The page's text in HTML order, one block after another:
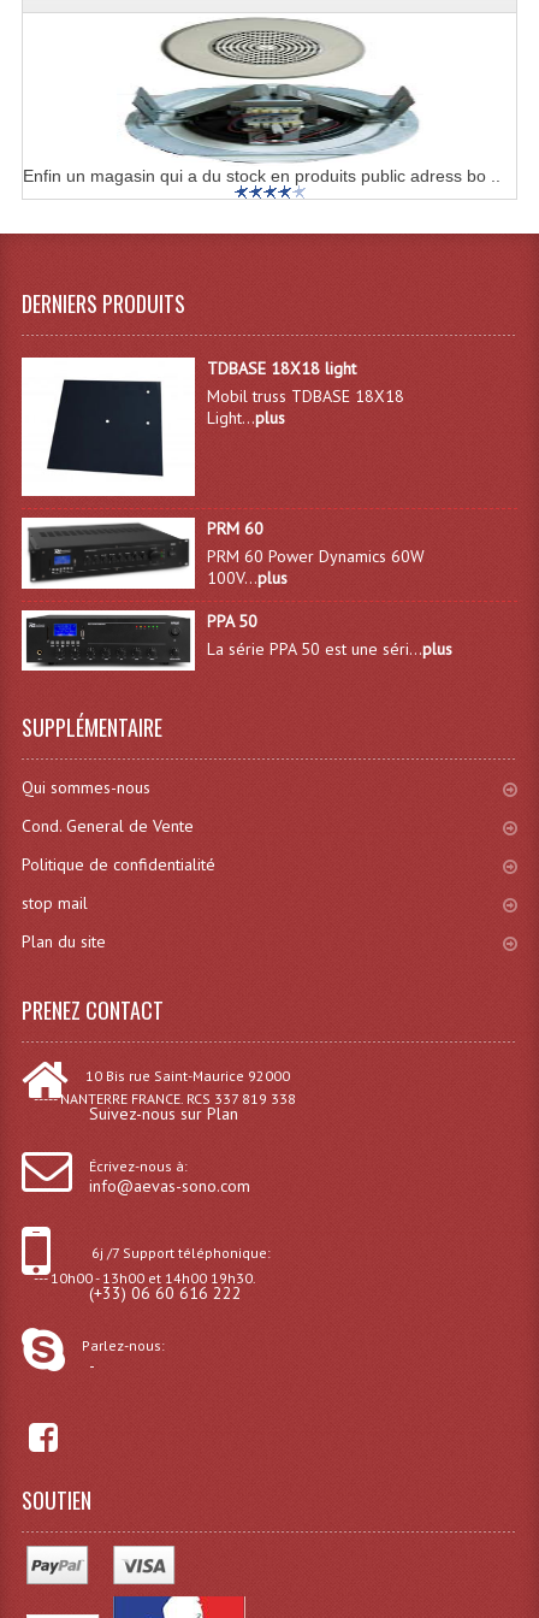
Enceintes Hifi
Enceintes Monitoring
Filtres Actifs, Correcteurs
Haut-Parleurs Moteurs Tweeters Filtres
Haut-Parleurs Amplis Guitare
Moteurs Pavillons Pour Enceinte
Tweeters Pour Enceintes
Platines Disque Vinyles
Lecteurs Cd À Plats
Lecteurs Cd À Plats Lecteur MP3
Lecteurs Double Cd Mixage Intégrée
Lecteurs Lasers Simple Et Mp3 (rack 19")
Digital Package Et Logiciel
Microphones Scène Et Studio
Micro Sans Fil HF UHF 800MHZ
Micros De Studio
Samplers, Échantillonneurs
Enfin un magasin qui a du stock en produits public adress bo ..
DERNIERS PRODUITS
TDBASE 18X18 light
Mobil truss TDBASE 18X18
Light...plus
PRM 60
PRM 60 Power Dynamics 60W
100V...plus
PPA 50
La série PPA 50 est une séri...plus
SUPPLÉMENTAIRE
Qui sommes-nous
Cond. General de Vente
Politique de confidentialité
stop mail
Plan du site
PRENEZ CONTACT
10 Bis rue Saint-Maurice 92000
----- NANTERRE FRANCE. RCS 337 819 338
Suivez-nous sur Plan
Écrivez-nous à:
info@aevas-sono.com
6j /7 Support téléphonique:
--- 10h00 - 13h00 et 14h00 19h30.
(+33) 06 60 616 222
Parlez-nous:
-
SOUTIEN